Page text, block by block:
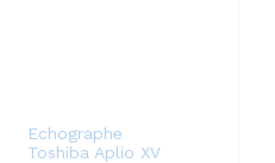
Echographe
Toshiba Aplio XV